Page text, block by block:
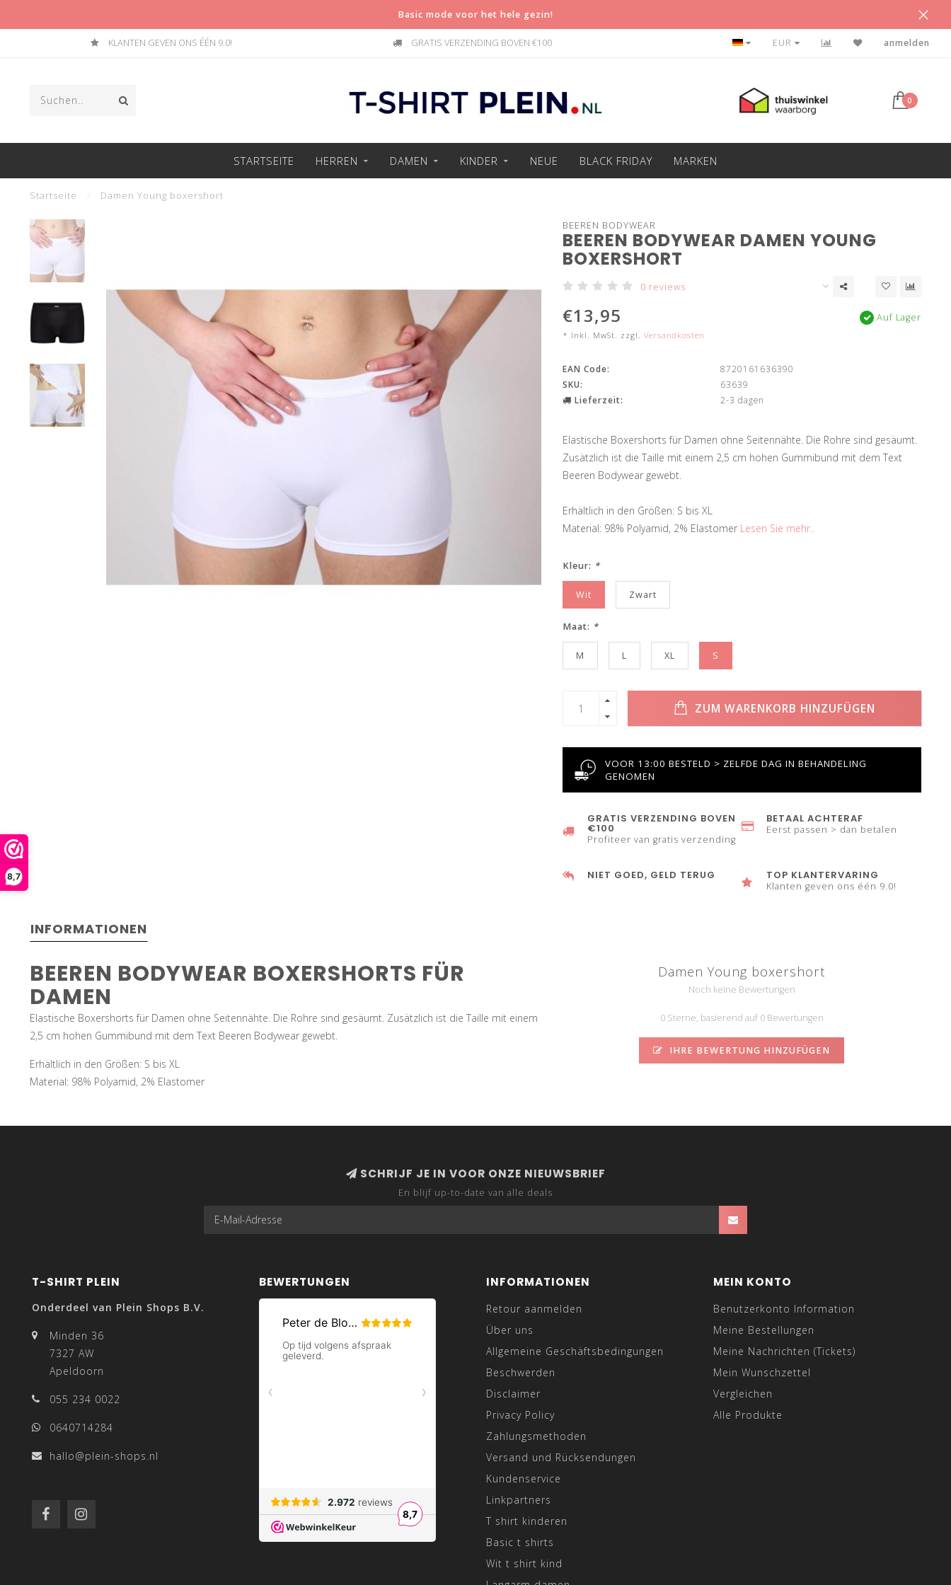
8,7
Basic mode voor het hele gezin!
KLANTEN GEVEN ONS ÉÉN 9.0! GRATIS VERZENDING BOVEN €100 BETAAL ACHTERAF
EUR anmelden
0
STARTSEITE HERREN DAMEN KINDER NEUE BLACK FRIDAY MARKEN
Startseite Damen Young boxershort
BEEREN BODYWEAR
BEEREN BODYWEAR DAMEN YOUNG
BOXERSHORT
0 reviews
€13,95
* Inkl. MwSt. zzgl. Versandkosten
Auf Lager
EAN Code:
8720161636390
SKU:
63639
Lieferzeit:
2-3 dagen
Elastische Boxershorts für Damen ohne Seitennähte. Die Rohre sind gesäumt.
Zusätzlich ist die Taille mit einem 2,5 cm hohen Gummibund mit dem Text
Beeren Bodywear gewebt.
Erhältlich in den Größen: S bis XL
Material: 98% Polyamid, 2% Elastomer Lesen Sie mehr..
Kleur: *
Wit Zwart
Maat: *
M L XL S
ZUM WARENKORB HINZUFÜGEN
VOOR 13:00 BESTELD > ZELFDE DAG IN BEHANDELING
GENOMEN
GRATIS VERZENDING BOVEN
€100
Profiteer van gratis verzending
BETAAL ACHTERAF
Eerst passen > dan betalen
NIET GOED, GELD TERUG TOP KLANTERVARING
Klanten geven ons één 9.0!
INFORMATIONEN
BEEREN BODYWEAR BOXERSHORTS FÜR
DAMEN
Elastische Boxershorts für Damen ohne Seitennähte. Die Rohre sind gesäumt. Zusätzlich ist die Taille mit einem
2,5 cm hohen Gummibund mit dem Text Beeren Bodywear gewebt.
Erhältlich in den Größen: S bis XL
Material: 98% Polyamid, 2% Elastomer
Damen Young boxershort
Noch keine Bewertungen
0 Sterne, basierend auf 0 Bewertungen
IHRE BEWERTUNG HINZUFÜGEN
SCHRIJF JE IN VOOR ONZE NIEUWSBRIEF
En blijf up-to-date van alle deals
T-SHIRT PLEIN
Onderdeel van Plein Shops B.V.
Minden 36
7327 AW
Apeldoorn
055 234 0022
0640714284
hallo@plein-shops.nl
BEWERTUNGEN INFORMATIONEN
Retour aanmelden
Über uns
Allgemeine Geschäftsbedingungen
Beschwerden
Disclaimer
Privacy Policy
Zahlungsmethoden
Versand und Rücksendungen
Kundenservice
Linkpartners
T shirt kinderen
Basic t shirts
Wit t shirt kind
MEIN KONTO
Benutzerkonto Information
Meine Bestellungen
Meine Nachrichten (Tickets)
Mein Wunschzettel
Vergleichen
Alle Produkte